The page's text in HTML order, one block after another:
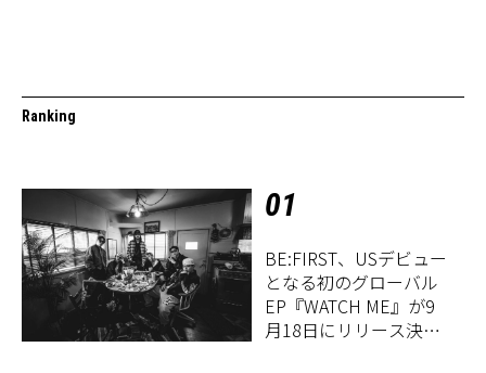
Ranking
01
BE:FIRST、USデビュー
となる初のグローバル
EP『WATCH ME』が9
月18日にリリース決